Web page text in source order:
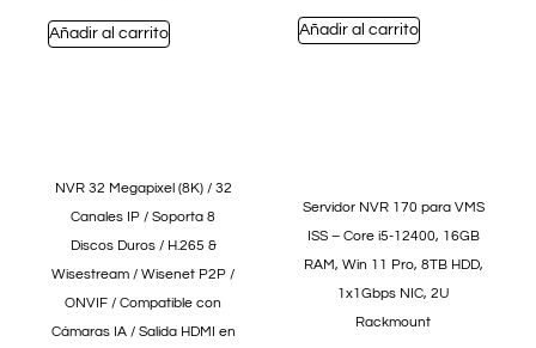
Añadir al carrito Añadir al carrito
NVR 32 Megapixel (8K) / 32
Canales IP / Soporta 8
Discos Duros / H.265 &
Wisestream / Wisenet P2P /
ONVIF / Compatible con
Cámaras IA / Salida HDMI en
Servidor NVR 170 para VMS
ISS – Core i5-12400, 16GB
RAM, Win 11 Pro, 8TB HDD,
1x1Gbps NIC, 2U
Rackmount